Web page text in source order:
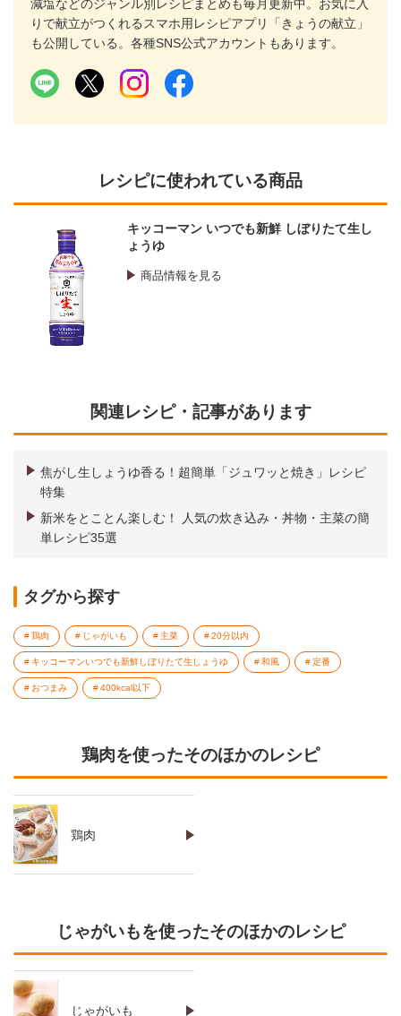
減塩などのジャンル別レシピまとめも毎月更新中。お気に入
りで献立がつくれるスマホ用レシピアプリ「きょうの献立」
も公開している。各種SNS公式アカウントもあります。
レシピに使われている商品
キッコーマン いつでも新鮮 しぼりたて生し
ょうゆ
商品情報を見る
関連レシピ・記事があります
焦がし生しょうゆ香る！超簡単「ジュワッと焼き」レシピ
特集
新米をとことん楽しむ！ 人気の炊き込み・丼物・主菜の簡
単レシピ35選
タグから探す
鶏肉 じゃがいも 主菜 20分以内
キッコーマンいつでも新鮮しぼりたて生しょうゆ 和風 定番
おつまみ 400kcal以下
鶏肉を使ったそのほかのレシピ
鶏肉
じゃがいもを使ったそのほかのレシピ
じゃがいも